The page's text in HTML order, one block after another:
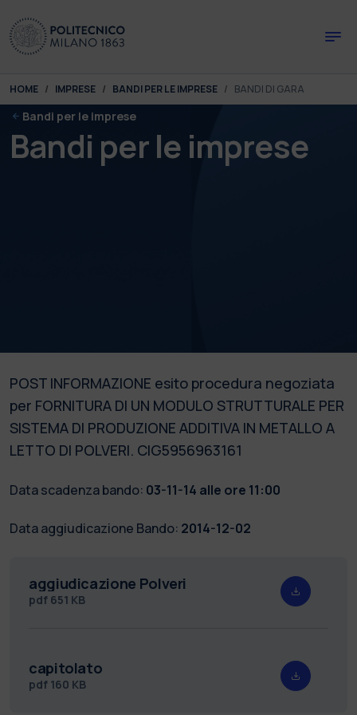
You are here:
HOME IMPRESE BANDI PER LE IMPRESE BANDI DI GARA
Bandi per le imprese
Bandi per le imprese
POST INFORMAZIONE esito procedura negoziata
per FORNITURA DI UN MODULO STRUTTURALE PER
SISTEMA DI PRODUZIONE ADDITIVA IN METALLO A
LETTO DI POLVERI. CIG5956963161
Data scadenza bando: 03-11-14 alle ore 11:00
Data aggiudicazione Bando: 2014-12-02
aggiudicazione Polveri
pdf 651 KB
capitolato
pdf 160 KB